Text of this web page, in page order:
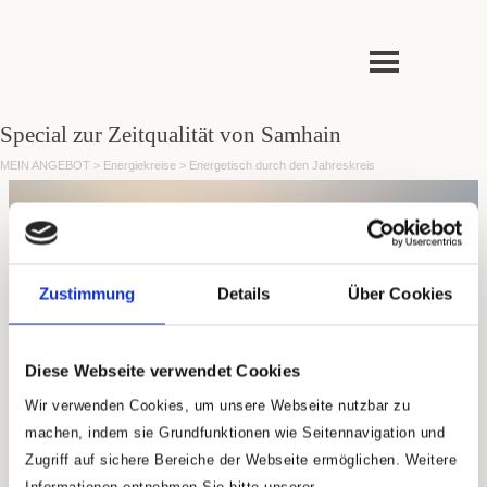
Zustimmung Details Über Cookies
Diese Webseite verwendet Cookies
Wir verwenden Cookies, um unsere Webseite nutzbar zu
machen, indem sie Grundfunktionen wie Seitennavigation und
Zugriff auf sichere Bereiche der Webseite ermöglichen. Weitere
Menü überspringen
Special zur Zeitqualität von Samhain
MEIN ANGEBOT > Energiekreise > Energetisch durch den Jahreskreis
Samhain (Halloween)
3-Tage-Special-Energiekreis